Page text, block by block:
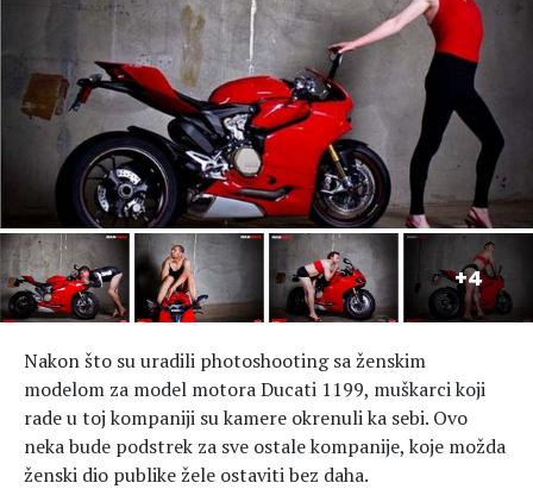
Tehnologija
Nakon što su uradili photoshooting sa ženskim
modelom za model motora Ducati 1199, muškarci koji
rade u toj kompaniji su kamere okrenuli ka sebi. Ovo
neka bude podstrek za sve ostale kompanije, koje možda
ženski dio publike žele ostaviti bez daha.